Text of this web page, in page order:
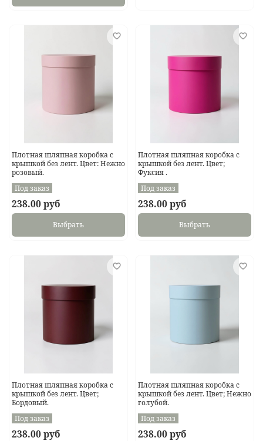
Плотная шляпная коробка с
крышкой без лент. Цвет: Нежно
розовый.
Под заказ
238.00 руб
Выбрать
Плотная шляпная коробка с
крышкой без лент. Цвет;
Фуксия .
Под заказ
238.00 руб
Выбрать
Плотная шляпная коробка с
крышкой без лент. Цвет;
Бордовый.
Под заказ
238.00 руб
Плотная шляпная коробка с
крышкой без лент. Цвет; Нежно
голубой.
Под заказ
238.00 руб